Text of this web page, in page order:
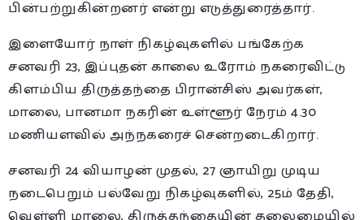
பின்பற்றுகின்றனர் என்று எடுத்துரைத்தார்.
இளையோர் நாள் நிகழ்வுகளில் பங்கேற்க
சனவரி 23, இப்புதன் காலை உரோம் நகரைவிட்டு
கிளம்பிய திருத்தந்தை பிரான்சிஸ் அவர்கள்,
மாலை, பானமா நகரின் உள்ளூர் நேரம் 4.30
மணியளவில் அந்நகரைச் சென்றடைகிறார்.
சனவரி 24 வியாழன் முதல், 27 ஞாயிறு முடிய
நடைபெறும் பல்வேறு நிகழ்வுகளில், 25ம் தேதி,